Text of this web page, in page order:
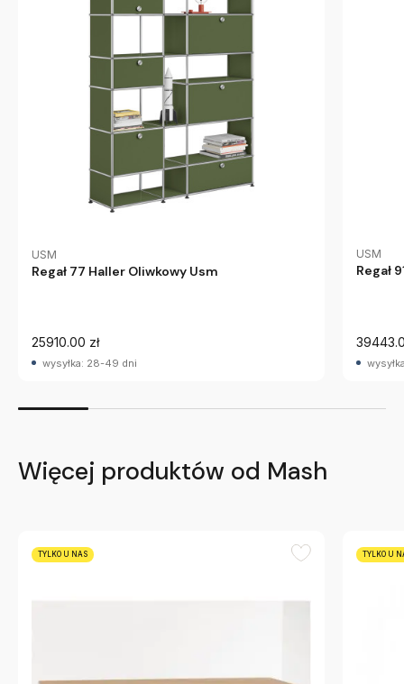
USM
Regał 77 Haller Oliwkowy Usm
25910.00 zł
wysyłka: 28-49 dni
USM
Regał
Więcej produktów od Mash
TYLKO U NAS TYLKO U